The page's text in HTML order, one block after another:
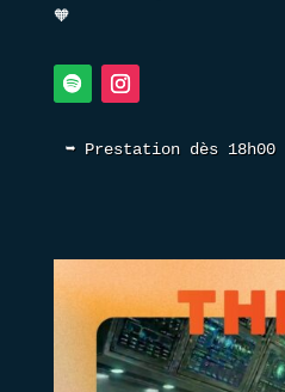
🧡
➥ Prestation dès 18h00